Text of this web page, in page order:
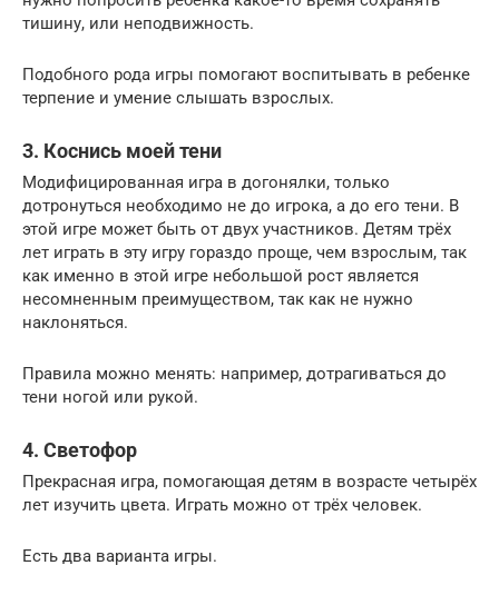
тишину, или неподвижность.
Подобного рода игры помогают воспитывать в ребенке
терпение и умение слышать взрослых.
3. Коснись моей тени
Модифицированная игра в догонялки, только
дотронуться необходимо не до игрока, а до его тени. В
этой игре может быть от двух участников. Детям трёх
лет играть в эту игру гораздо проще, чем взрослым, так
как именно в этой игре небольшой рост является
несомненным преимуществом, так как не нужно
наклоняться.
Правила можно менять: например, дотрагиваться до
тени ногой или рукой.
4. Светофор
Прекрасная игра, помогающая детям в возрасте четырёх
лет изучить цвета. Играть можно от трёх человек.
Есть два варианта игры.